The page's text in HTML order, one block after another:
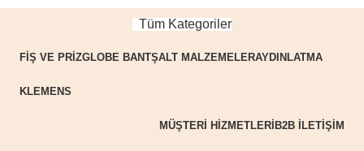
Tüm Kategoriler
FIŞ VE PRIZGLOBE BANTŞALT MALZEMELERAYDINLATMA
KLEMENS
MÜŞTERI HIZMETLERI B2B ILETIŞIM